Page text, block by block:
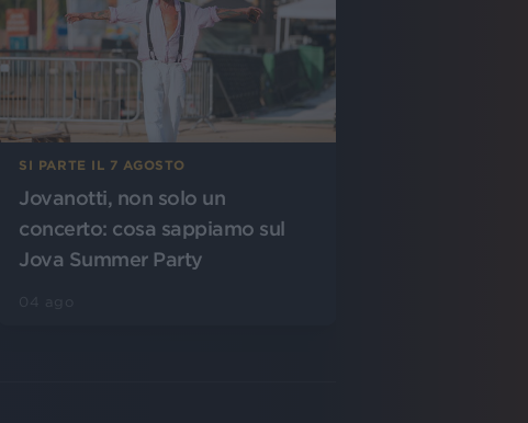
SI PARTE IL 7 AGOSTO
Jovanotti, non solo un
concerto: cosa sappiamo sul
Jova Summer Party